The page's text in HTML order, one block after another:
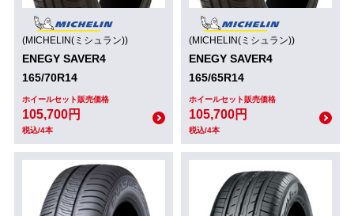
(MICHELIN(ミシュラン))
ENEGY SAVER4
165/70R14
ホイールセット販売価格
105,700円
税込/4本
(MICHELIN(ミシュラン))
ENEGY SAVER4
165/65R14
ホイールセット販売価格
105,700円
税込/4本